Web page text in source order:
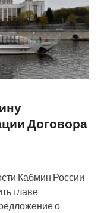
Договора
Кабмин России
главе
о